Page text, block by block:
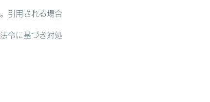
引用される場合
令に基づき対処